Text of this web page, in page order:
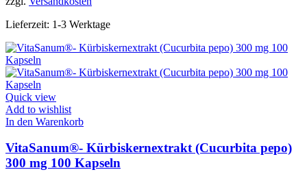
Lieferzeit: 1-3 Werktage
Quick view
Add to wishlist
In den Warenkorb
VitaSanum®- Kürbiskernextrakt (Cucurbita pepo)
300 mg 100 Kapseln